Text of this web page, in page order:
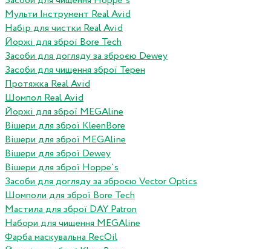
Мульти Інструмент Real Avid
Набір для чистки Real Avid
Йоржі для зброї Bore Tech
Засоби для догляду за зброєю Dewey
Засоби для чищення зброї Терен
Протяжка Real Avid
Шомпол Real Avid
Йоржі для зброї MEGAline
Вішери для зброї KleenBore
Вішери для зброї MEGAline
Вішери для зброї Dewey
Вішери для зброї Hoppe`s
Засоби для догляду за зброєю Vector Optics
Шомполи для зброї Bore Tech
Мастила для зброї DAY Patron
Набори для чищення MEGAline
Фарба маскувальна RecOil